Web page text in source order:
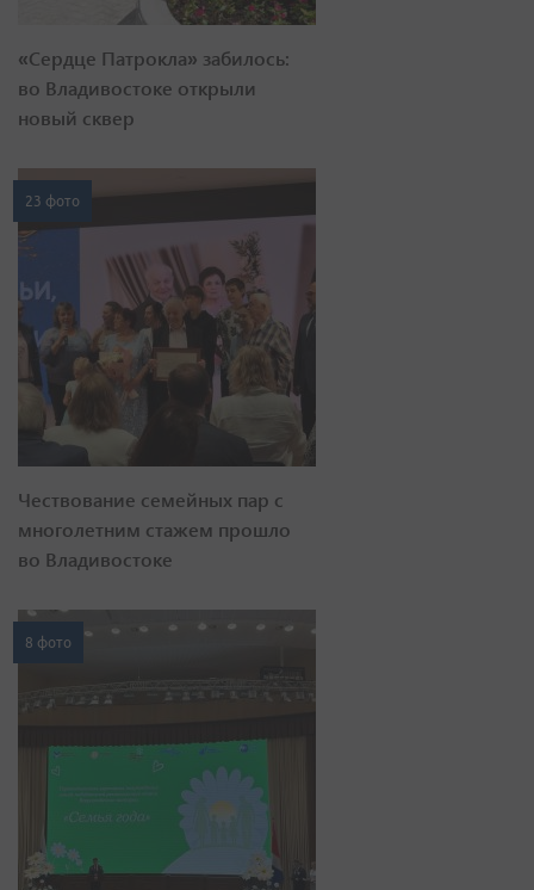
«Сердце Патрокла» забилось:
во Владивостоке открыли
новый сквер
23 фото
Чествование семейных пар с
многолетним стажем прошло
во Владивостоке
8 фото